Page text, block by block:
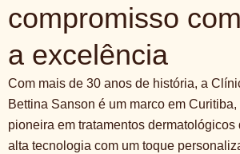
compromisso com
a excelência
Com mais de 30 anos de história, a
Bettina Sanson é um marco em Curitiba,
pioneira em tratamentos dermatológicos
alta tecnologia com um toque